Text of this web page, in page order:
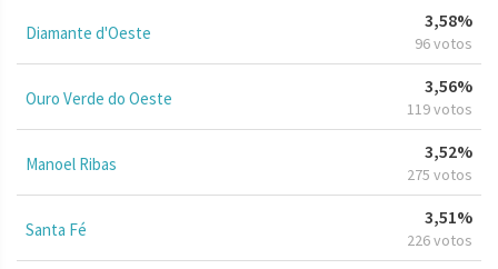
Diamante d'Oeste
3,58%
96 votos
Ouro Verde do Oeste
3,56%
119 votos
Manoel Ribas
3,52%
275 votos
Santa Fé
3,51%
226 votos